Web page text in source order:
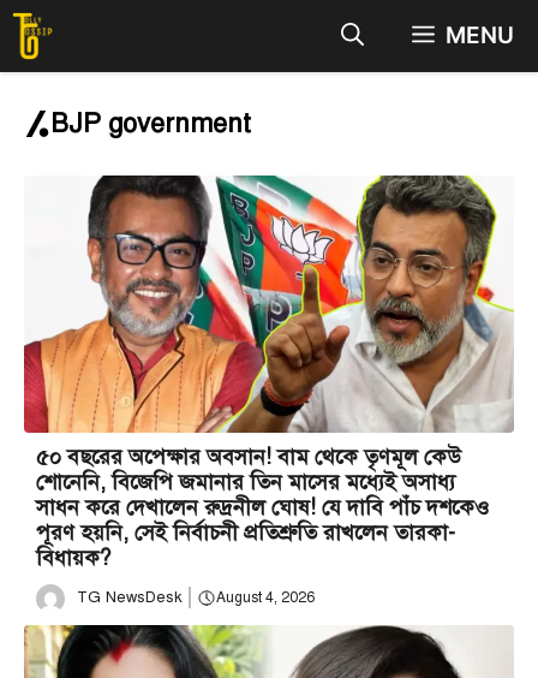
Skip
content
MENU
BJP government
৫০ বছরের অপেক্ষার অবসান! বাম থেকে তৃণমূল কেউ
শোনেনি, বিজেপি জমানার তিন মাসের মধ্যেই অসাধ্য
সাধন করে দেখালেন রুদ্রনীল ঘোষ! যে দাবি পাঁচ দশকেও
পূরণ হয়নি, সেই নির্বাচনী প্রতিশ্রুতি রাখলেন তারকা-
বিধায়ক?
TG NewsDesk August 4, 2026